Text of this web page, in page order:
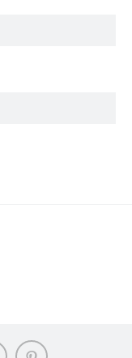
Pinterest